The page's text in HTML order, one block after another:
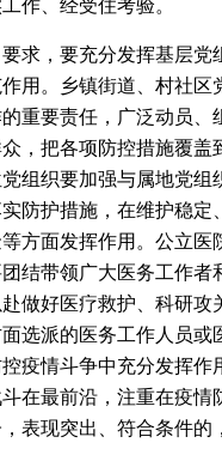
，要充分发挥基层党
用。乡镇街道、村社区
重要责任，广泛动员、
，把各项防控措施覆盖
组织要加强与属地党组
防护措施，在维护稳定
方面发挥作用。公立医
结带领广大医务工作者
做好医疗救护、科研攻
选派的医务工作人员或
疫情斗争中充分发挥作
在最前沿，注重在疫情
表现突出、符合条件的